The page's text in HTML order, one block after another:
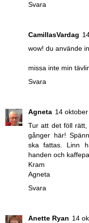
Svara
CamillasVardag
wow! du använde
missa inte min
Svara
Agneta 14
Tur att det föll
gånger här!
ska fattas. Linn
handen och
Kram
Agneta
Svara
Anette Ryan 14